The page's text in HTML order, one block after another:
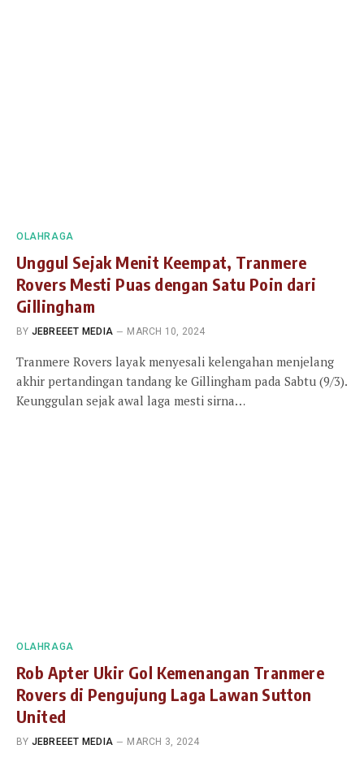
OLAHRAGA
Unggul Sejak Menit Keempat, Tranmere
Rovers Mesti Puas dengan Satu Poin dari
Gillingham
BY JEBREEET MEDIA MARCH 10, 2024
Tranmere Rovers layak menyesali kelengahan menjelang
akhir pertandingan tandang ke Gillingham pada Sabtu (9/3).
Keunggulan sejak awal laga mesti sirna…
OLAHRAGA
Rob Apter Ukir Gol Kemenangan Tranmere
Rovers di Pengujung Laga Lawan Sutton
United
BY JEBREEET MEDIA MARCH 3, 2024